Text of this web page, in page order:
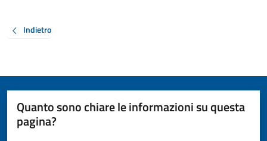
Indietro
Quanto sono chiare le informazioni su questa
pagina?